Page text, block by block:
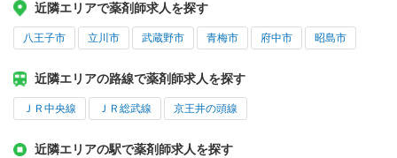
近隣エリアで薬剤師求人を探す
八王子市 立川市 武蔵野市 青梅市 府中市 昭島市
近隣エリアの路線で薬剤師求人を探す
ＪＲ中央線 ＪＲ総武線 京王井の頭線
近隣エリアの駅で薬剤師求人を探す